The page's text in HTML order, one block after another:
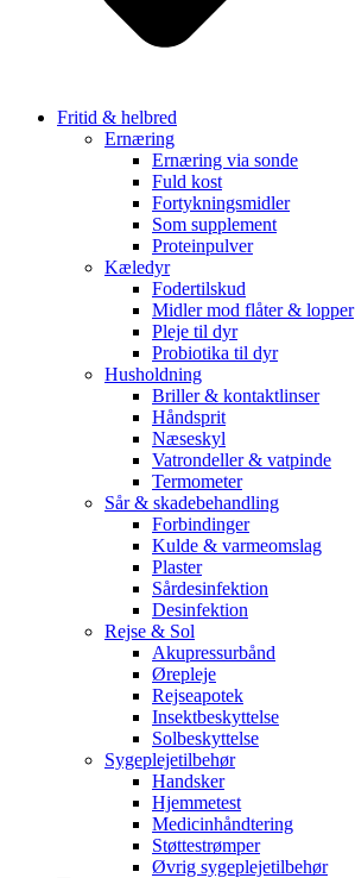
Fritid & helbred
Ernæring
Ernæring via sonde
Fuld kost
Fortykningsmidler
Som supplement
Proteinpulver
Kæledyr
Fodertilskud
Midler mod flåter & lopper
Pleje til dyr
Probiotika til dyr
Husholdning
Briller & kontaktlinser
Håndsprit
Næseskyl
Vatrondeller & vatpinde
Termometer
Sår & skadebehandling
Forbindinger
Kulde & varmeomslag
Plaster
Sårdesinfektion
Desinfektion
Rejse & Sol
Akupressurbånd
Ørepleje
Rejseapotek
Insektbeskyttelse
Solbeskyttelse
Sygeplejetilbehør
Handsker
Hjemmetest
Medicinhåndtering
Støttestrømper
Øvrig sygeplejetilbehør